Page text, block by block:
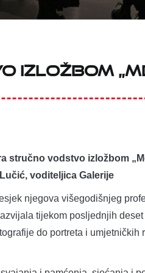
stručno vodstvo izložbom
voditeljica Galerije
njegova višegodišnjeg
tijekom posljednjih
do portreta i umjetničkih